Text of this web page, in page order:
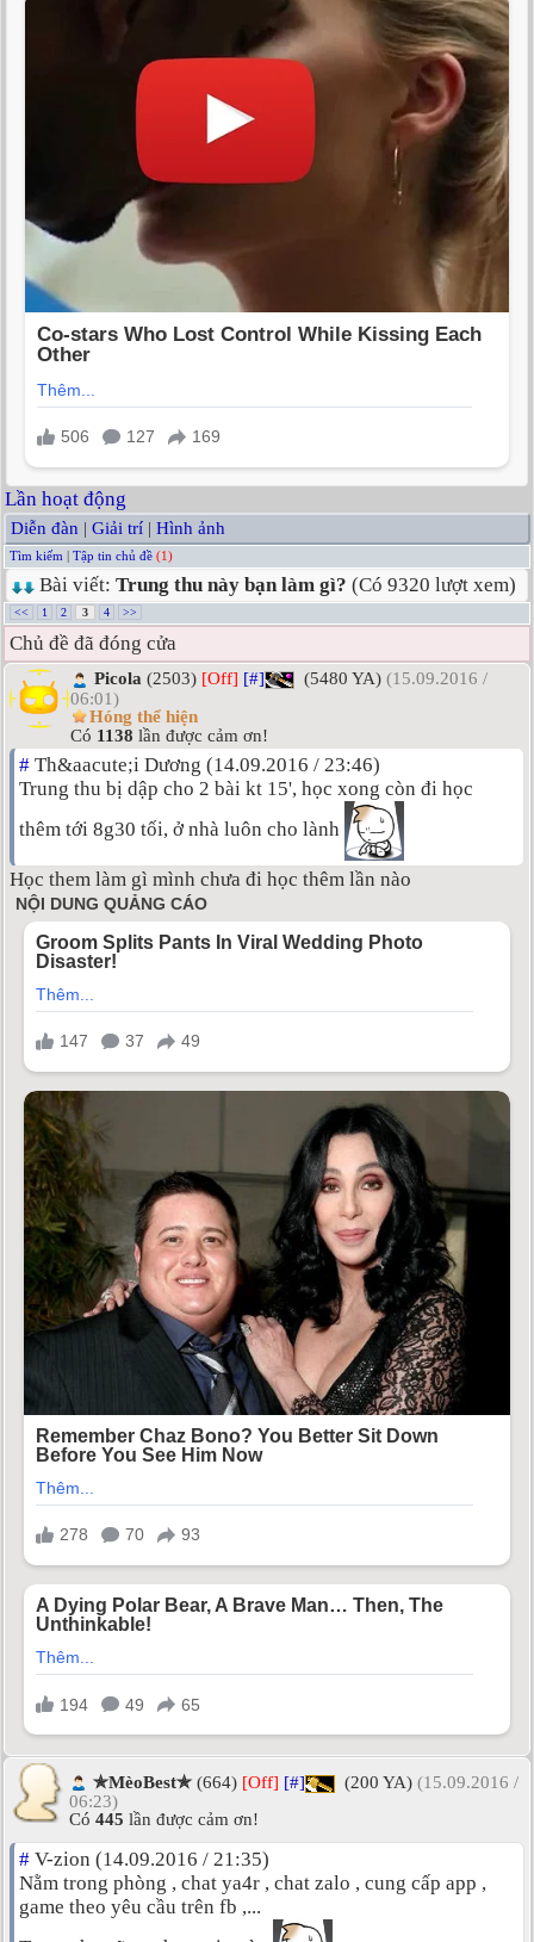
Lần hoạt động
Diễn đàn | Giải trí | Hình ảnh
Tìm kiếm Tập tin chủ đề (1)
Bài viết: Trung thu này bạn làm gì? (Có 9320 lượt xem)
<< 1 2 3 4 >>
Chủ đề đã đóng cửa
Picola (2503) [Off] [#] (5480 YA) (15.09.2016 /
06:01)
Hóng thể hiện
Có 1138 lần được cảm ơn!
# Th&aacute;i Dương (14.09.2016 / 23:46)
Trung thu bị dập cho 2 bài kt 15', học xong còn đi học
thêm tới 8g30 tối, ở nhà luôn cho lành
Học them làm gì mình chưa đi học thêm lần nào
✯MèoBest✯ (664) [Off] [#] (200 YA) (15.09.2016 /
06:23)
Có 445 lần được cảm ơn!
# V-zion (14.09.2016 / 21:35)
Nằm trong phòng , chat ya4r , chat zalo , cung cấp app ,
game theo yêu cầu trên fb ,...